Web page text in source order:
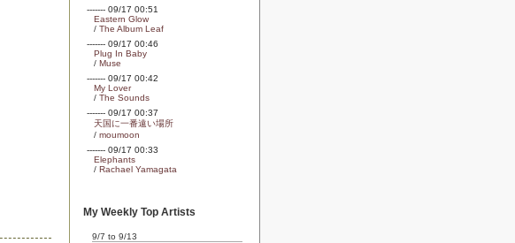
------- 09/17 00:51
Eastern Glow
/ The Album Leaf
------- 09/17 00:46
Plug In Baby
/ Muse
------- 09/17 00:42
My Lover
/ The Sounds
------- 09/17 00:37
天国に一番遠い場所
/ moumoon
------- 09/17 00:33
Elephants
/ Rachael Yamagata
My Weekly Top Artists
9/7 to 9/13